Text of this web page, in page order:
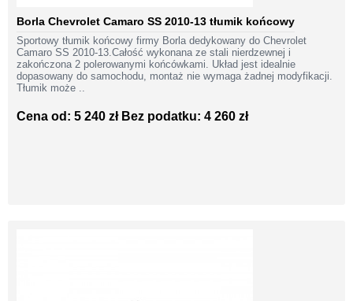
Borla Chevrolet Camaro SS 2010-13 tłumik końcowy
Sportowy tłumik końcowy firmy Borla dedykowany do Chevrolet
Camaro SS 2010-13.Całość wykonana ze stali nierdzewnej i
zakończona 2 polerowanymi końcówkami. Układ jest idealnie
dopasowany do samochodu, montaż nie wymaga żadnej modyfikacji.
Tłumik może ..
Cena od: 5 240 zł Bez podatku: 4 260 zł